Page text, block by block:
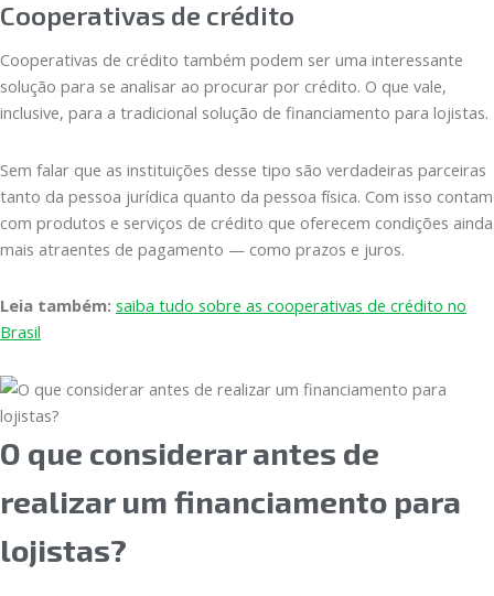
Cooperativas de crédito
Cooperativas de crédito também podem ser uma interessante
solução para se analisar ao procurar por crédito. O que vale,
inclusive, para a tradicional solução de financiamento para lojistas.
Sem falar que as instituições desse tipo são verdadeiras parceiras
tanto da pessoa jurídica quanto da pessoa física. Com isso contam
com produtos e serviços de crédito que oferecem condições ainda
mais atraentes de pagamento — como prazos e juros.
Leia também: saiba tudo sobre as cooperativas de crédito no
Brasil
O que considerar antes de
realizar um financiamento para
lojistas?